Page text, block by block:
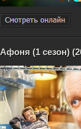
Афоня (1 сезон)